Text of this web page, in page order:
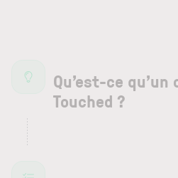
Qu’est-ce
Touched ?